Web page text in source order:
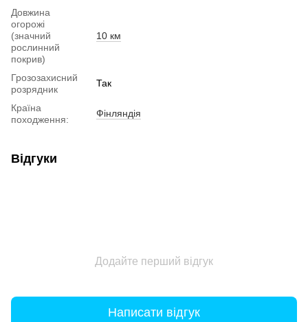
Довжина
огорожі
(значний
рослинний
покрив)
10 км
Грозозахисний
розрядник
Так
Країна
походження:
Фінляндія
Відгуки
Додайте перший відгук
Написати відгук